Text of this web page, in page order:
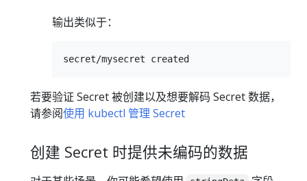
输出类似于：
若要验证 Secret 被创建以及想要解码 Secret 数据，
请参阅使用 kubectl 管理 Secret
创建 Secret 时提供未编码的数据